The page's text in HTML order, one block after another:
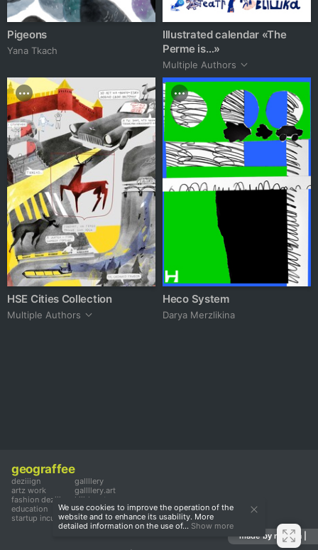
Pigeons
Yana Tkach
Illustrated calendar «The
Perme is…»
Multiple Authors
HSE Cities Collection
Multiple Authors
Heco System
Darya Merzlikina
geograffee
deziiign
artz work
fashion deziiign
education
startup incubator
gallllery
gallllery.art
kiiids.art
made by mediiia |
We use cookies to improve the operation of the
website and to enhance its usability. More
detailed information on the use of... Show more